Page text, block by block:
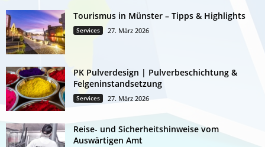
Tourismus in Münster – Tipps & Highlights
Services 27. März 2026
PK Pulverdesign | Pulverbeschichtung &
Felgeninstandsetzung
Services 27. März 2026
Reise- und Sicherheitshinweise vom
Auswärtigen Amt